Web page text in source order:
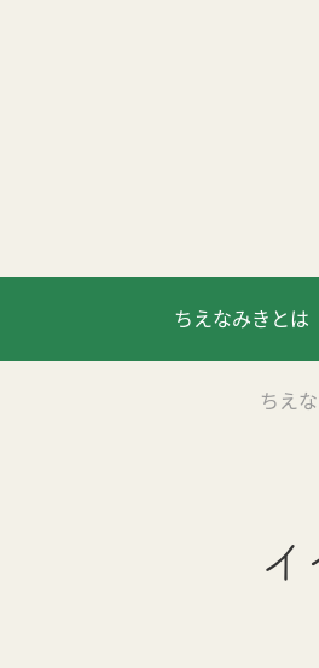
ちえなみきとは
ちえ